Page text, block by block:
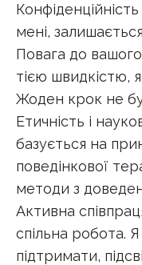
мені,
Повага до
тією швидкістю,
Жоден крок не
Етичність і
базується на
поведінкової
методи з
Активна
спільна робота.
підтримати,